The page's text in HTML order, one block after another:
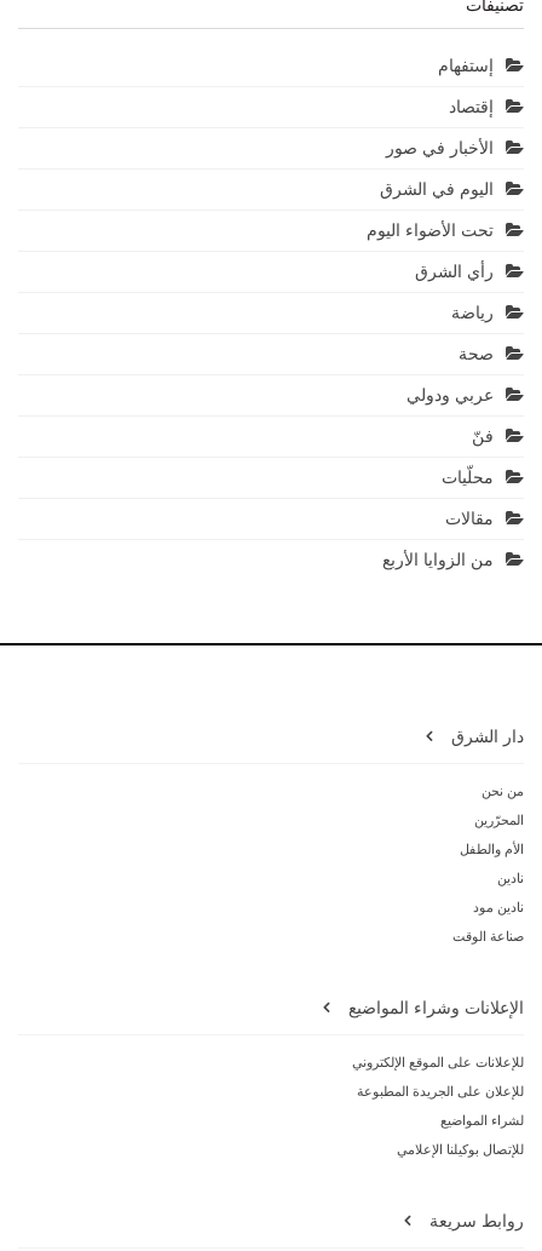
تصنيفات
إستفهام
إقتصاد
الأخبار في صور
اليوم في الشرق
تحت الأضواء اليوم
رأي الشرق
رياضة
صحة
عربي ودولي
فنّ
محلّيات
مقالات
من الزوايا الأربع
دار الشرق
من نحن
المحرّرين
الأم والطفل
نادين
نادين مود
صناعة الوقت
الإعلانات وشراء المواضيع
للإعلانات على الموقع الإلكتروني
للإعلان على الجريدة المطبوعة
لشراء المواضيع
للإتصال بوكيلنا الإعلامي
روابط سريعة